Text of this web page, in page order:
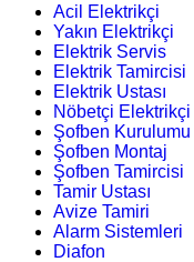
Acil Elektrikçi
Yakın Elektrikçi
Elektrik Servis
Elektrik Tamircisi
Elektrik Ustası
Nöbetçi Elektrikçi
Şofben Kurulumu
Şofben Montaj
Şofben Tamircisi
Tamir Ustası
Avize Tamiri
Alarm Sistemleri
Diafon